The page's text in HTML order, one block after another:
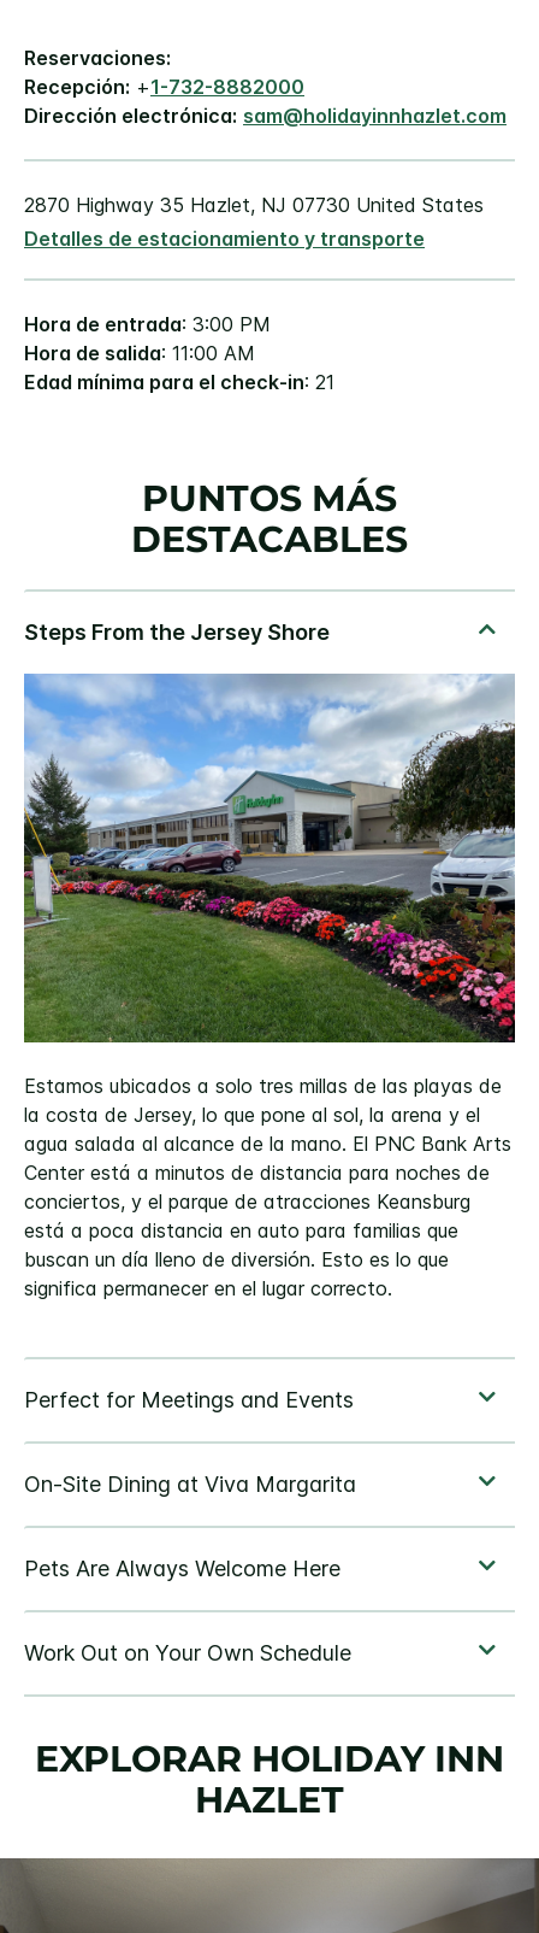
Reservaciones:
Recepción: +1-732-8882000
Dirección electrónica: sam@holidayinnhazlet.com
2870 Highway 35 Hazlet, NJ 07730 United States
Detalles de estacionamiento y transporte
Hora de entrada: 3:00 PM
Hora de salida: 11:00 AM
Edad mínima para el check-in: 21
PUNTOS MÁS
DESTACABLES
Estamos ubicados a solo tres millas de las playas de
la costa de Jersey, lo que pone al sol, la arena y el
agua salada al alcance de la mano. El PNC Bank Arts
Center está a minutos de distancia para noches de
conciertos, y el parque de atracciones Keansburg
está a poca distancia en auto para familias que
buscan un día lleno de diversión. Esto es lo que
significa permanecer en el lugar correcto.
EXPLORAR HOLIDAY INN
HAZLET